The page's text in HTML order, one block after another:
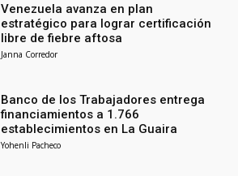
Venezuela avanza en plan
estratégico para lograr certificación
libre de fiebre aftosa
Janna Corredor
Banco de los Trabajadores entrega
financiamientos a 1.766
establecimientos en La Guaira
Yohenli Pacheco